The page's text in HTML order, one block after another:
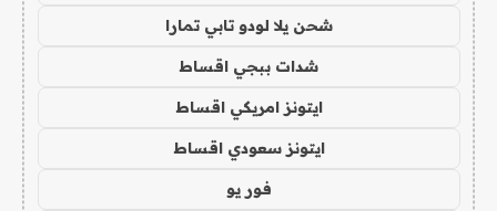
شحن يلا لودو تابي تمارا
شدات ببجي اقساط
ايتونز امريكي اقساط
ايتونز سعودي اقساط
فور يو